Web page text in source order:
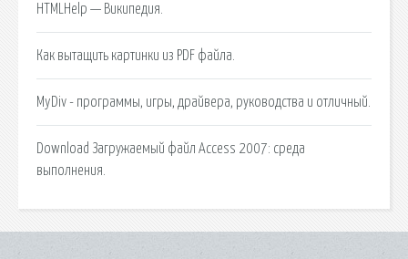
HTMLHelp — Википедия.
Как вытащить картинки из PDF файла.
MyDiv - программы, игры, драйвера, руководства и отличный.
Download Загружаемый файл Access 2007: среда
выполнения.